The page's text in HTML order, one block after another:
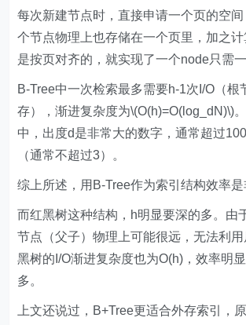
每次新建节点时，直接申请一个页的空
个节点物理上也存储在一个页里，加之
是按页对齐的，就实现了一个node只需一
B-Tree中一次检索最多需要h-1次I/O（根
存），渐进复杂度为\(O(h)=O(log_dN)\)
中，出度d是非常大的数字，通常超过
（通常不超过3）。
综上所述，用B-Tree作为索引结构效率是
而红黑树这种结构，h明显要深的多。由
节点（父子）物理上可能很远，无法利
黑树的I/O渐进复杂度也为O(h)，效率明
多。
上文还说过，B+Tree更适合外存索引，